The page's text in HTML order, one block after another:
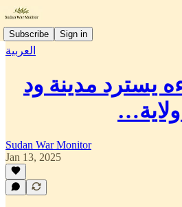
Subscribe Sign in
العربية
يسترد مدينة ود
Sudan War Monitor
Jan 13, 2025